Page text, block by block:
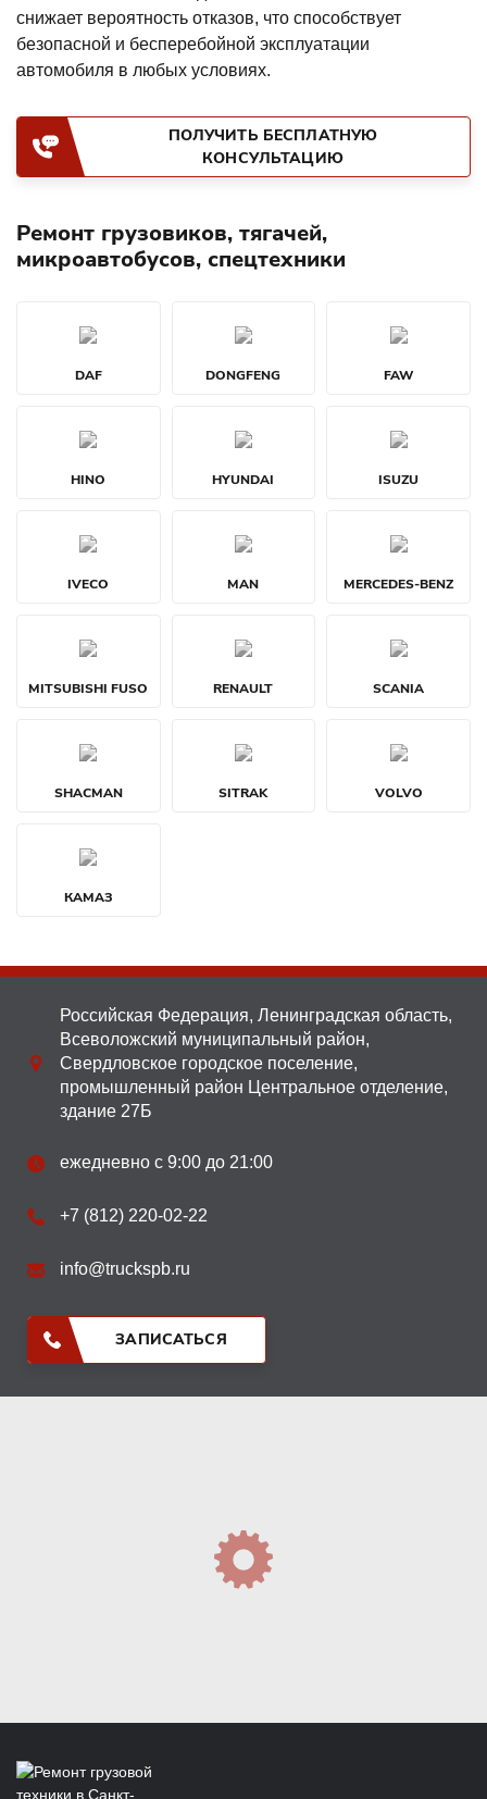
снижает вероятность отказов, что способствует
безопасной и бесперебойной эксплуатации
автомобиля в любых условиях.
ПОЛУЧИТЬ БЕСПЛАТНУЮ
КОНСУЛЬТАЦИЮ
Ремонт грузовиков, тягачей,
микроавтобусов, спецтехники
DAF DONGFENG FAW
HINO HYUNDAI ISUZU
IVECO MAN MERCEDES-BENZ
MITSUBISHI FUSO RENAULT SCANIA
SHACMAN SITRAK VOLVO
КАМАЗ
Российская Федерация, Ленинградская область,
Всеволожский муниципальный район,
Свердловское городское поселение,
промышленный район Центральное отделение,
здание 27Б
ежедневно с 9:00 до 21:00
+7 (812) 220-02-22
info@truckspb.ru
ЗАПИСАТЬСЯ